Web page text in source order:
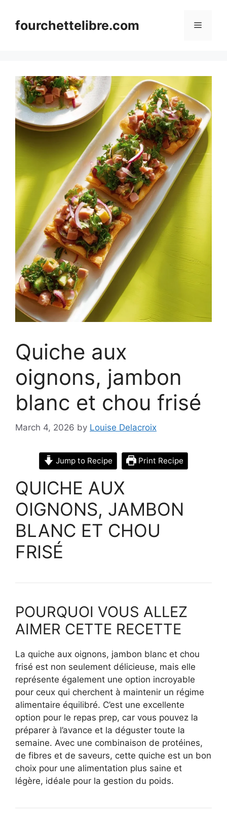
contentfourchettelibre.com Menu
Quiche aux
oignons, jambon
blanc et chou frisé
March 4, 2026 by Louise Delacroix
Jump to Recipe Print Recipe
QUICHE AUX
OIGNONS, JAMBON
BLANC ET CHOU
FRISÉ
POURQUOI VOUS ALLEZ
AIMER CETTE RECETTE
La quiche aux oignons, jambon blanc et chou
frisé est non seulement délicieuse, mais elle
représente également une option incroyable
pour ceux qui cherchent à maintenir un régime
alimentaire équilibré. C’est une excellente
option pour le repas prep, car vous pouvez la
préparer à l’avance et la déguster toute la
semaine. Avec une combinaison de protéines,
de fibres et de saveurs, cette quiche est un bon
choix pour une alimentation plus saine et
légère, idéale pour la gestion du poids.